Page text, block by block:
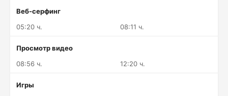
Веб-серфинг
05:20 ч.
08:11 ч.
Просмотр видео
08:56 ч.
12:20 ч.
Игры